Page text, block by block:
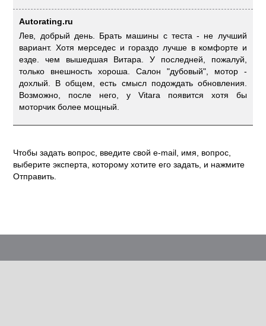
Autorating.ru
Лев, добрый день. Брать машины с теста - не лучший
вариант. Хотя мерседес и гораздо лучше в комфорте и
езде. чем вышедшая Витара. У последней, пожалуй,
только внешность хороша. Салон "дубовый", мотор -
дохлый. В общем, есть смысл подождать обновления.
Возможно, после него, у Vitara появится хотя бы
моторчик более мощный.
Чтобы задать вопрос, введите свой e-mail, имя, вопрос,
выберите эксперта, которому хотите его задать, и нажмите
Отправить.